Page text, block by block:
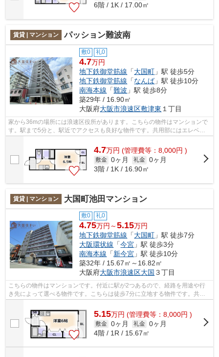
6階 / 1K / 17.00㎡
賃貸 | マンション パッション難波南
敷0 礼0
4.7万円
地下鉄御堂筋線 「大国町 」駅 徒歩5分
地下鉄御堂筋線 「なんば」駅 徒歩10分
南海本線 「難波 」駅 徒歩8分
築29年 / 16.90㎡
大阪府大阪市浪速区敷津東 １丁目
家から36mの場所には浪速区役所があります。こちらの物件はマンションで
す。駅まで5分と、駅近でアクセスも良好な物件です。共用部にはエレベー
タ・敷地内ごみ置き場などが備わってお...
4.7万円 (管理費等：8,000円 )
敷金 0ヶ月 礼金 0ヶ月
3階 / 1K / 16.90㎡
賃貸 | マンション 大国町池田マンション
敷0 礼0
4.75万円～5.15万円
地下鉄御堂筋線 「大国町 」駅 徒歩7分
大阪環状線 「今宮 」駅 徒歩3分
南海本線 「新今宮 」駅 徒歩10分
築32年 / 15.67㎡～16.82㎡
大阪府大阪市浪速区大国 ３丁目
こちらの物件はマンションです。付近に駅が2つあるので、経路を用途や行
き先によって選べる物件です。こちらは徒歩7分に立地する物件です。共用
5.15万円 (管理費等：8,000円 )
敷金 0ヶ月 礼金 0ヶ月
4階 / 1R / 15.67㎡